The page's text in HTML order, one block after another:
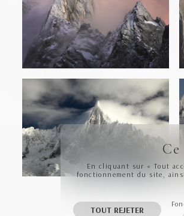
En cliquant sur « Tout
fonctionnement du site,
TOUT REJETER